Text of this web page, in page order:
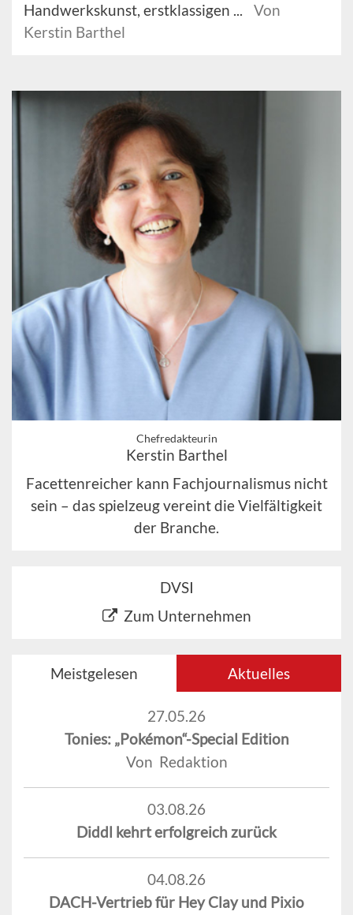
Handwerkskunst, erstklassigen ...
Von
Kerstin Barthel
Chefredakteurin
Kerstin Barthel
Facettenreicher kann Fachjournalismus nicht
sein – das spielzeug vereint die Vielfältigkeit
der Branche.
DVSI
Zum Unternehmen
Meistgelesen Aktuelles
27.05.26
Tonies: „Pokémon“-Special Edition
Von Redaktion
03.08.26
Diddl kehrt erfolgreich zurück
04.08.26
DACH-Vertrieb für Hey Clay und Pixio